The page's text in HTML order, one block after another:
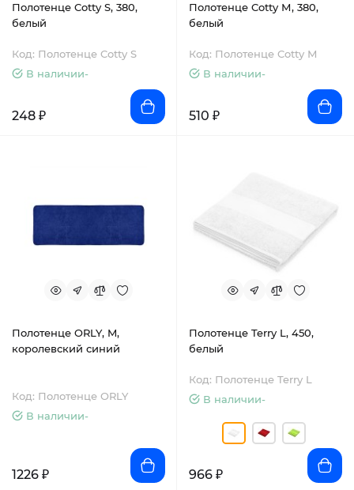
Полотенце Cotty S, 380,
белый
Код: Полотенце Cotty S
В наличии-
248 ₽
Полотенце Cotty М, 380,
белый
Код: Полотенце Cotty М
В наличии-
510 ₽
Полотенце ORLY, M,
королевский синий
Код: Полотенце ORLY
В наличии-
1226 ₽
Полотенце Terry L, 450,
белый
Код: Полотенце Terry L
В наличии-
966 ₽